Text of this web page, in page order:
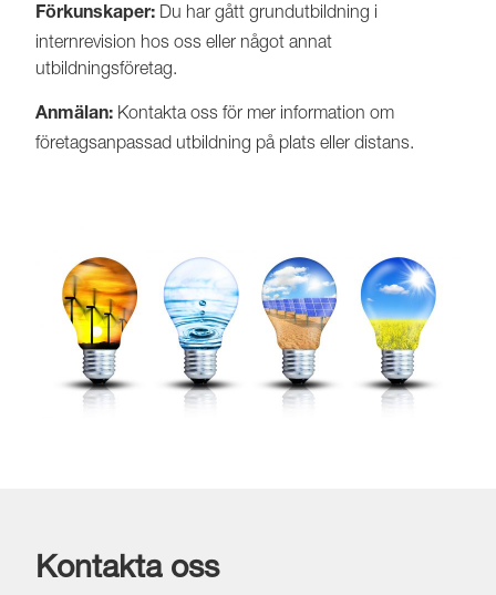
Förkunskaper: Du har gått grundutbildning i
internrevision hos oss eller något annat
utbildningsföretag.
Anmälan: Kontakta oss för mer information om
företagsanpassad utbildning på plats eller distans.
Kontakta oss